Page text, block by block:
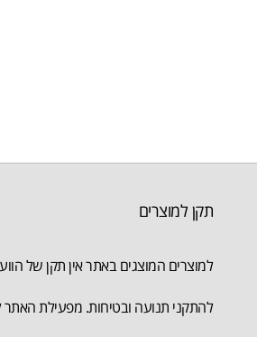
תקן למוצרים
למוצרים המוצגים באתר אין תקן של
להתקני תנועה ובטיחות. מפעילת